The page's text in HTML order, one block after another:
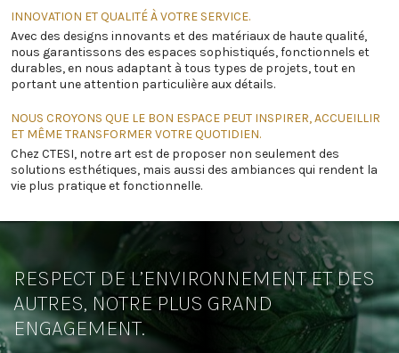
INNOVATION ET QUALITÉ À VOTRE SERVICE.
Avec des designs innovants et des matériaux de haute qualité,
nous garantissons des espaces sophistiqués, fonctionnels et
durables, en nous adaptant à tous types de projets, tout en
portant une attention particulière aux détails.
NOUS CROYONS QUE LE BON ESPACE PEUT INSPIRER, ACCUEILLIR
ET MÊME TRANSFORMER VOTRE QUOTIDIEN.
Chez CTESI, notre art est de proposer non seulement des
solutions esthétiques, mais aussi des ambiances qui rendent la
vie plus pratique et fonctionnelle.
RESPECT DE L’ENVIRONNEMENT ET DES
AUTRES, NOTRE PLUS GRAND
ENGAGEMENT.